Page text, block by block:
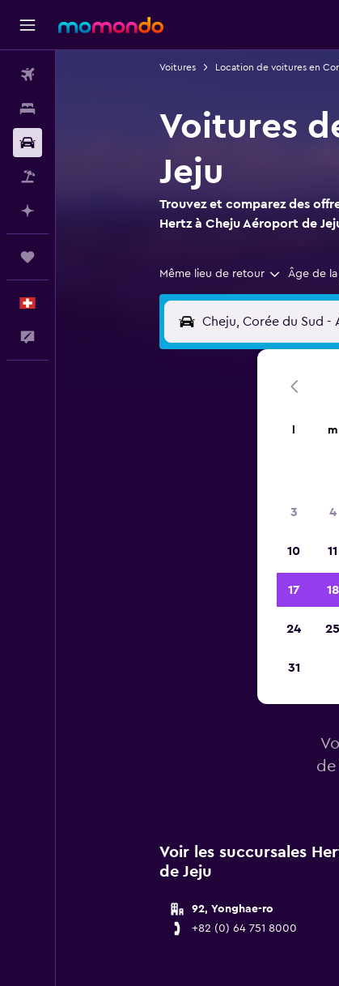
Voitures Location de voitures en
Voitures
Jeju
Trouvez et comparez des
Hertz à Cheju Aéroport de
Même lieu de retour Âge de
de
Voir les succursales
de Jeju
92, Yonghae-ro
+82 (0) 64 751 8000
m
3 4
10 11
17 18
24 25
31